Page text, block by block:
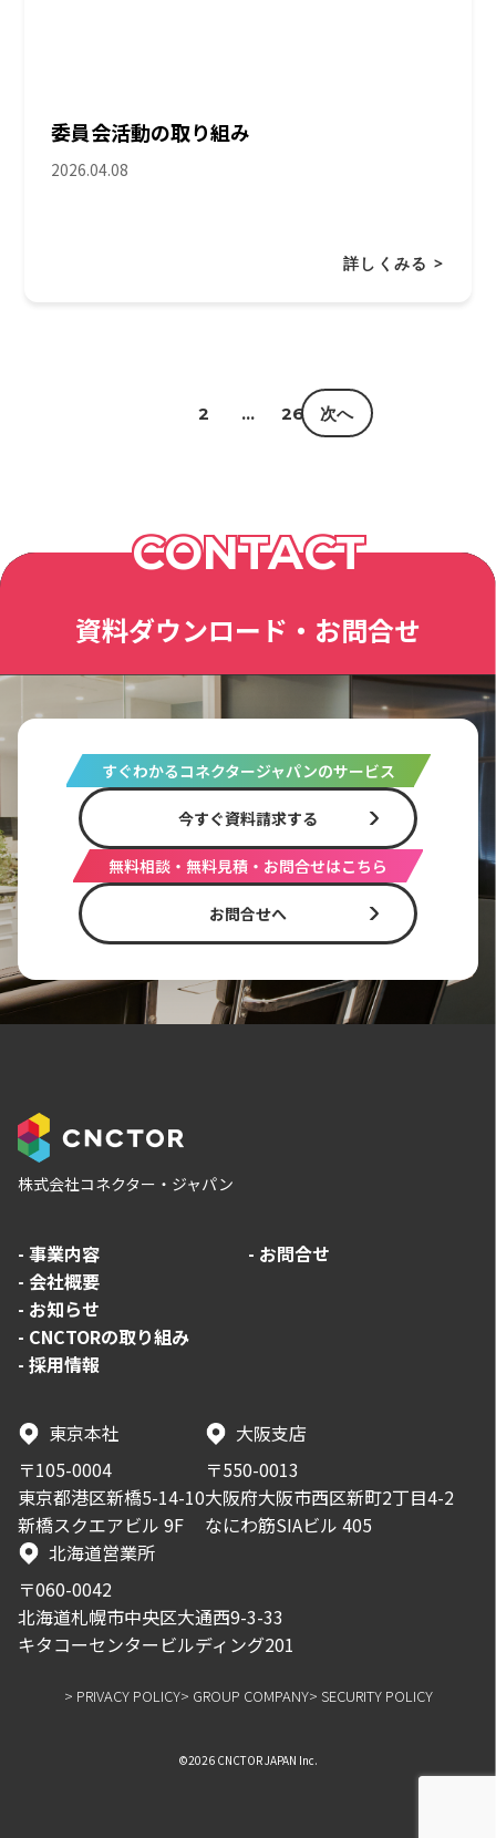
委員会活動の取り組み
2026.04.08
詳しくみる >
2 … 26 次へ
CONTACT
資料ダウンロード・お問合せ
すぐわかるコネクタージャパンのサービス
今すぐ資料請求する
無料相談・無料見積・お問合せはこちら
お問合せへ
株式会社コネクター・ジャパン
東京本社
〒105-0004
東京都港区新橋5-14-10
新橋スクエアビル 9F
大阪支店
〒550-0013
大阪府大阪市西区新町2丁目4-2
なにわ筋SIAビル 405
北海道営業所
〒060-0042
北海道札幌市中央区大通西9-3-33
キタコーセンタービルディング201
- 事業内容
- 会社概要
- お知らせ
- CNCTORの取り組み
- 採用情報
- お問合せ
> PRIVACY POLICY> GROUP COMPANY> SECURITY POLICY
©2026 CNCTOR JAPAN Inc.